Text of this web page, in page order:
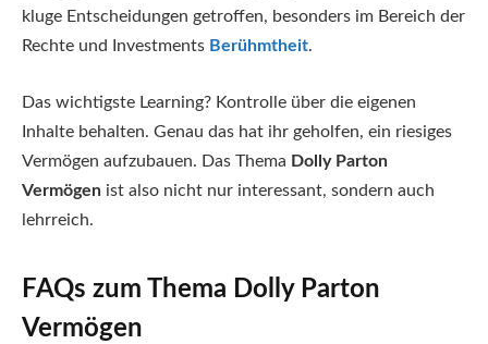
kluge Entscheidungen getroffen, besonders im Bereich der
Rechte und Investments Berühmtheit.
Das wichtigste Learning? Kontrolle über die eigenen
Inhalte behalten. Genau das hat ihr geholfen, ein riesiges
Vermögen aufzubauen. Das Thema Dolly Parton
Vermögen ist also nicht nur interessant, sondern auch
lehrreich.
FAQs zum Thema Dolly Parton
Vermögen